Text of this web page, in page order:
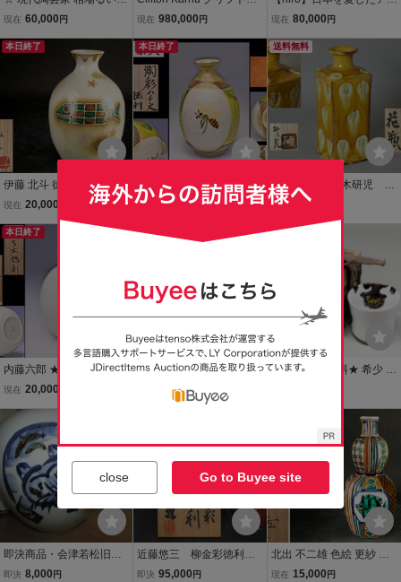
虎の置物 壬寅 （共箱共
代アート
現在 60,000 円
ン・カーフ 虎尽くし トラ
付き 縁起物 真作
現在 980,000 円
リカ人木版画家！ クリフ
（馬）絵盃 共箱（絵付
けあり）★検索★ 木版画
アート 酒器
現在 80,000 円
本日終了
伊藤 北斗 徳利 魚
現在 20,000
本日終了
迎秦夫 ★ 陶彩 ハチ文 徳
利 ★ 共箱 共布 栞 ★ 絵本
しい蜂文が素敵な逸品 ★
現在 30,000円
送料無料
∞ 南 美 ∞【 船木研児 黄
釉 押紋 花瓶 共箱付
根 布志名焼 角瓶
現在 50,000
本日終了
内藤六郎 ★ いたち文徳利
★ 共箱 ★ かわいらしい動
のタッチ ★ 釉下彩タイプ
★ 酒器 ★ 花入としても
現在 20,000
本日終了
加藤卓男 ★ ラスター彩 人
物文 ぐい呑 ★ 共箱 共布
栞 ★ 人間国宝 ★ 氏らし
60,000円
送料無料
DKG★送料無料★ 希少 未
い呑み お猪口 九谷焼 色絵
申文猪口 全面 手描き 共箱
付き
即決商品・会津若松旧
家・蔵出し( 作家物・十
即決 8,000 円
近藤悠三 柳金彩徳利
共箱 Y999
即決 95,000 円
北出 不二雄 色絵 更紗 魚
文 徳利
現在 15,000 円
close Go to Buyee site